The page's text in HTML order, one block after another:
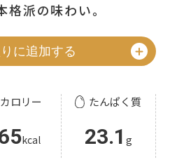
派の味わい。
に追加する
カロリー
kcal
たんぱく質
23.1 g